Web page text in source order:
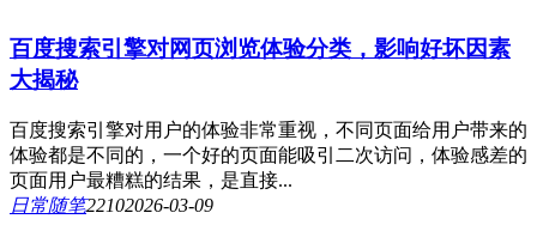
百度搜索引擎对网页浏览体验分类，影响好坏因素
大揭秘
百度搜索引擎对用户的体验非常重视，不同页面给用户带来的
体验都是不同的，一个好的页面能吸引二次访问，体验感差的
页面用户最糟糕的结果，是直接...
日常随笔22102026-03-09